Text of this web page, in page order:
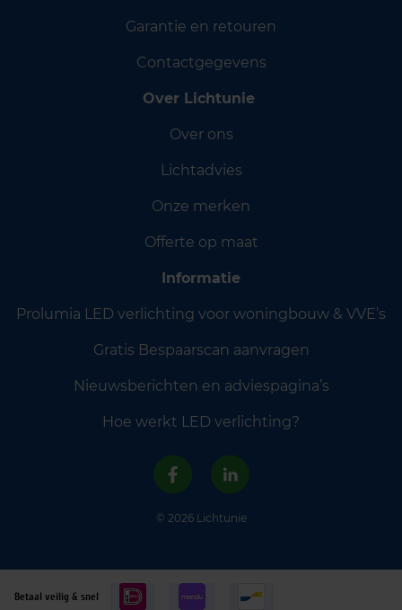
Garantie en retouren
Contactgegevens
Over Lichtunie
Over ons
Lichtadvies
Onze merken
Offerte op maat
Informatie
Prolumia LED verlichting voor woningbouw & VVE’s
Gratis Bespaarscan aanvragen
Nieuwsberichten en adviespagina’s
Hoe werkt LED verlichting?
© 2026 Lichtunie
Betaal veilig & snel